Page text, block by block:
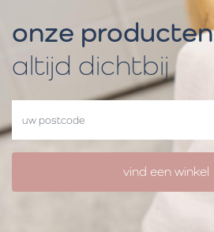
onze producten
altijd dichtbij
vind een winkel